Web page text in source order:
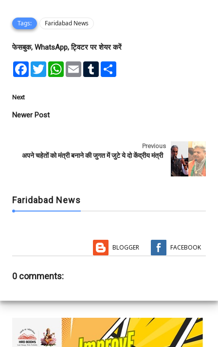
Tags: Faridabad News
फेसबुक, WhatsApp, ट्विटर पर शेयर करें
F
o
k
T
w
r
W
E
T
Next
Newer Post
Previous
अपने चहेतों को मंत्री बनाने की जुगत में जुटे ये दो केंद्रीय मंत्री
Faridabad News
BLOGGER FACEBOOK
0 comments: